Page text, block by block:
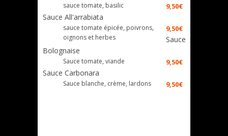
sauce tomate, basilic 9,50€
Sauce All'arrabiata
sauce tomate épicée, poivrons,
oignons et herbes
9,50€
Sauce
Bolognaise
Sauce tomate, viande 9,50€
Sauce Carbonara
Sauce blanche, crème, lardons 9,50€